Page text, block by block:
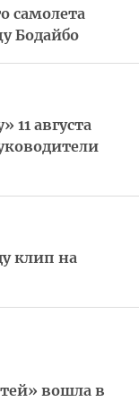
самолета
Бодайбо
11 августа
клип на
вошла в